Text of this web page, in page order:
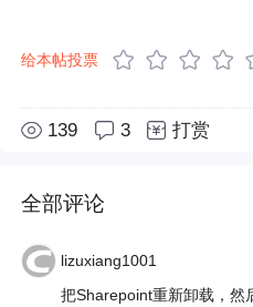
给本帖投票
139 3 打赏
全部评论
lizuxiang1001
把Sharepoint重新卸载，然